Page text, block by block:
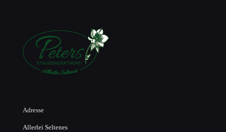
Adresse
Allerlei Seltenes